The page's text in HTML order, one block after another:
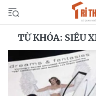
TỪ KHÓA: SIÊU